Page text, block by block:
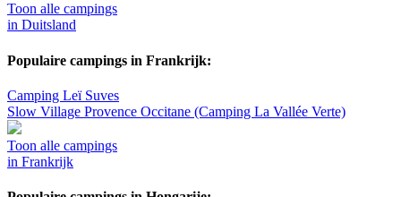
Toon alle campings
in Duitsland
Populaire campings in Frankrijk:
Camping Leï Suves
Slow Village Provence Occitane (Camping La Vallée Verte)
Toon alle campings
in Frankrijk